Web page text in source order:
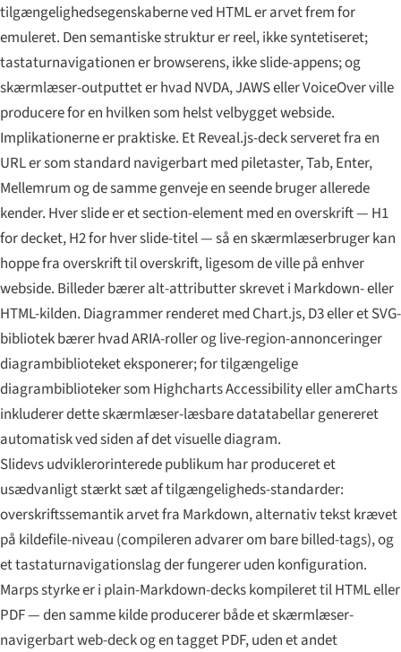
tilgængelighedsegenskaberne ved HTML er arvet frem for
emuleret. Den semantiske struktur er reel, ikke syntetiseret;
tastaturnavigationen er browserens, ikke slide-appens; og
skærmlæser-outputtet er hvad NVDA, JAWS eller VoiceOver ville
producere for en hvilken som helst velbygget webside.
Implikationerne er praktiske. Et Reveal.js-deck serveret fra en
URL er som standard navigerbart med piletaster, Tab, Enter,
Mellemrum og de samme genveje en seende bruger allerede
kender. Hver slide er et section-element med en overskrift — H1
for decket, H2 for hver slide-titel — så en skærmlæserbruger kan
hoppe fra overskrift til overskrift, ligesom de ville på enhver
webside. Billeder bærer alt-attributter skrevet i Markdown- eller
HTML-kilden. Diagrammer renderet med Chart.js, D3 eller et SVG-
bibliotek bærer hvad ARIA-roller og live-region-annonceringer
diagrambiblioteket eksponerer; for tilgængelige
diagrambiblioteker som Highcharts Accessibility eller amCharts
inkluderer dette skærmlæser-læsbare datatabellar genereret
automatisk ved siden af det visuelle diagram.
Slidevs udviklerorinterede publikum har produceret et
usædvanligt stærkt sæt af tilgængeligheds-standarder:
overskriftssemantik arvet fra Markdown, alternativ tekst krævet
på kildefile-niveau (compileren advarer om bare billed-tags), og
et tastaturnavigationslag der fungerer uden konfiguration.
Marps styrke er i plain-Markdown-decks kompileret til HTML eller
PDF — den samme kilde producerer både et skærmlæser-
navigerbart web-deck og en tagget PDF, uden et andet